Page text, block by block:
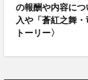
の報酬や内容につ
入や「蒼紅之舞
トーリー〉